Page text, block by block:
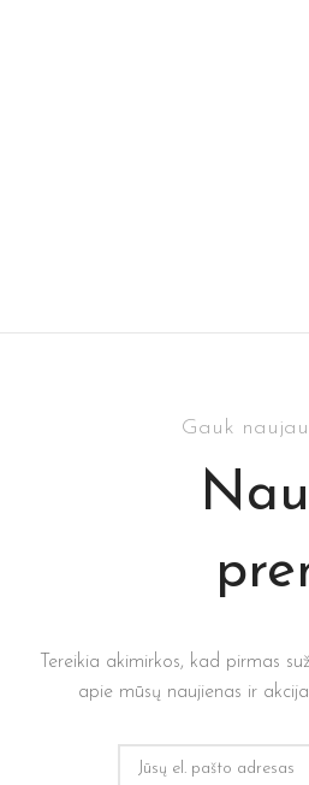
Gauk
Tereikia akimirkos, kad pirmas
apie mūsų naujienas ir